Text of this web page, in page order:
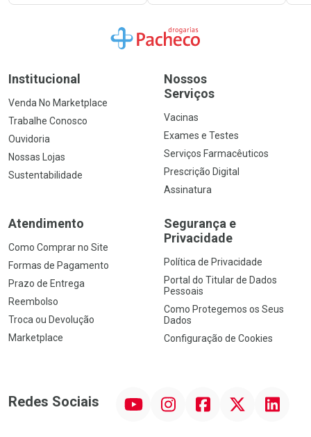
Ir para a Home
Institucional
Venda No Marketplace
Trabalhe Conosco
Ouvidoria
Nossas Lojas
Sustentabilidade
Nossos
Serviços
Vacinas
Exames e Testes
Serviços Farmacêuticos
Prescrição Digital
Assinatura
Atendimento
Como Comprar no Site
Formas de Pagamento
Prazo de Entrega
Reembolso
Troca ou Devolução
Marketplace
Segurança e
Privacidade
Política de Privacidade
Portal do Titular de Dados
Pessoais
Como Protegemos os Seus
Dados
Configuração de Cookies
Redes Sociais InstagramFacebookTwitter Linkedin